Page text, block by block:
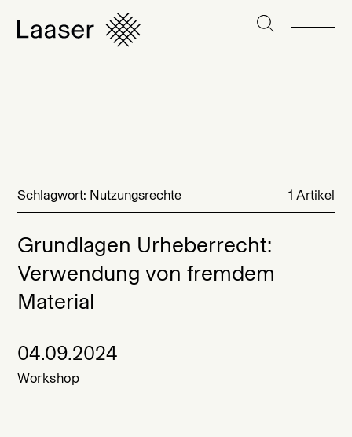
Schlagwort: Nutzungsrechte 1 Artikel
Grundlagen Urheberrecht:
Verwendung von fremdem
Material
04.09.2024
Workshop